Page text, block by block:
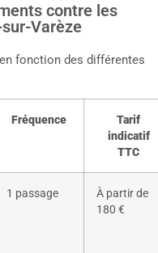
contre les
Varèze
fonction des différentes
Fréquence
Tarif
indicatif
TTC
1 passage
À partir de
180 €